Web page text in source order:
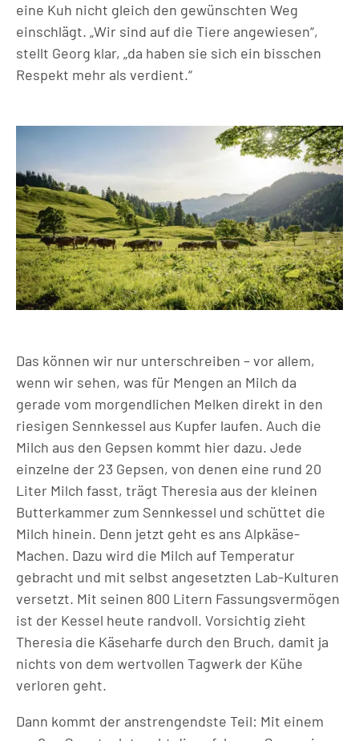
eine Kuh nicht gleich den gewünschten Weg
einschlägt. „Wir sind auf die Tiere angewiesen“,
stellt Georg klar, „da haben sie sich ein bisschen
Respekt mehr als verdient.“
Das können wir nur unterschreiben – vor allem,
wenn wir sehen, was für Mengen an Milch da
gerade vom morgendlichen Melken direkt in den
riesigen Sennkessel aus Kupfer laufen. Auch die
Milch aus den Gepsen kommt hier dazu. Jede
einzelne der 23 Gepsen, von denen eine rund 20
Liter Milch fasst, trägt Theresia aus der kleinen
Butterkammer zum Sennkessel und schüttet die
Milch hinein. Denn jetzt geht es ans Alpkäse-
Machen. Dazu wird die Milch auf Temperatur
gebracht und mit selbst angesetzten Lab-Kulturen
versetzt. Mit seinen 800 Litern Fassungsvermögen
ist der Kessel heute randvoll. Vorsichtig zieht
Theresia die Käseharfe durch den Bruch, damit ja
nichts von dem wertvollen Tagwerk der Kühe
verloren geht.
Dann kommt der anstrengendste Teil: Mit einem